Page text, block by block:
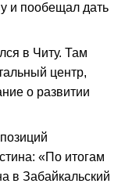
и пообещал дать
в Читу. Там
центр,
о развитии
«По итогам
в Забайкальский